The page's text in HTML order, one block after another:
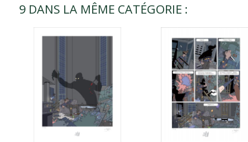
9 DANS LA MÊME CATÉGORIE :